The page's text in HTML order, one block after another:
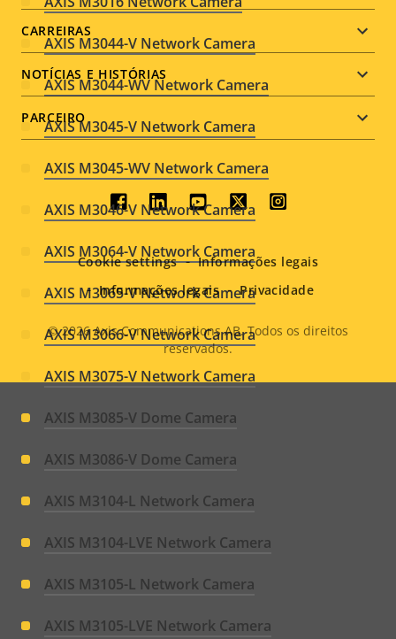
AXIS M3044-V Network Camera
AXIS M3044-WV Network Camera
AXIS M3045-V Network Camera
AXIS M3045-WV Network Camera
AXIS M3046-V Network Camera
AXIS M3064-V Network Camera
AXIS M3065-V Network Camera
AXIS M3066-V Network Camera
AXIS M3075-V Network Camera
AXIS M3085-V Dome Camera
AXIS M3086-V Dome Camera
AXIS M3104-L Network Camera
AXIS M3104-LVE Network Camera
AXIS M3105-L Network Camera
AXIS M3105-LVE Network Camera
CARREIRAS
NOTÍCIAS E HISTÓRIAS
PARCEIRO
Social
menu
Legal
menu
© 2026Axis Communications AB. Todos os direitos
reservados.
Cookie settings
Informações legais
Informações legais
Privacidade